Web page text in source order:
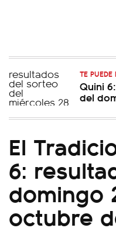
TE PUEDE
Quini
del
El
6:
domingo
octubre